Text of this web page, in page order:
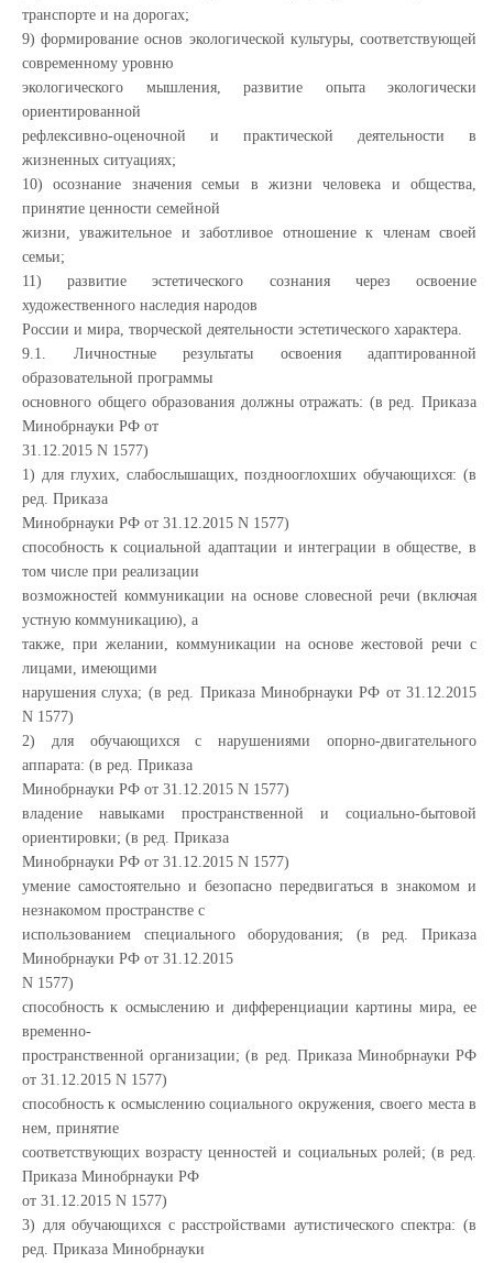
транспорте и на дорогах;
9) формирование основ экологической культуры, соответствующей
современному уровню
экологического мышления, развитие опыта экологически
ориентированной
рефлексивно-оценочной и практической деятельности в
жизненных ситуациях;
10) осознание значения семьи в жизни человека и общества,
принятие ценности семейной
жизни, уважительное и заботливое отношение к членам своей
семьи;
11) развитие эстетического сознания через освоение
художественного наследия народов
России и мира, творческой деятельности эстетического характера.
9.1. Личностные результаты освоения адаптированной
образовательной программы
основного общего образования должны отражать: (в ред. Приказа
Минобрнауки РФ от
31.12.2015 N 1577)
1) для глухих, слабослышащих, позднооглохших обучающихся: (в
ред. Приказа
Минобрнауки РФ от 31.12.2015 N 1577)
способность к социальной адаптации и интеграции в обществе, в
том числе при реализации
возможностей коммуникации на основе словесной речи (включая
устную коммуникацию), а
также, при желании, коммуникации на основе жестовой речи с
лицами, имеющими
нарушения слуха; (в ред. Приказа Минобрнауки РФ от 31.12.2015
N 1577)
2) для обучающихся с нарушениями опорно-двигательного
аппарата: (в ред. Приказа
Минобрнауки РФ от 31.12.2015 N 1577)
владение навыками пространственной и социально-бытовой
ориентировки; (в ред. Приказа
Минобрнауки РФ от 31.12.2015 N 1577)
умение самостоятельно и безопасно передвигаться в знакомом и
незнакомом пространстве с
использованием специального оборудования; (в ред. Приказа
Минобрнауки РФ от 31.12.2015
N 1577)
способность к осмыслению и дифференциации картины мира, ее
временно-
пространственной организации; (в ред. Приказа Минобрнауки РФ
от 31.12.2015 N 1577)
способность к осмыслению социального окружения, своего места в
нем, принятие
соответствующих возрасту ценностей и социальных ролей; (в ред.
Приказа Минобрнауки РФ
от 31.12.2015 N 1577)
3) для обучающихся с расстройствами аутистического спектра: (в
ред. Приказа Минобрнауки